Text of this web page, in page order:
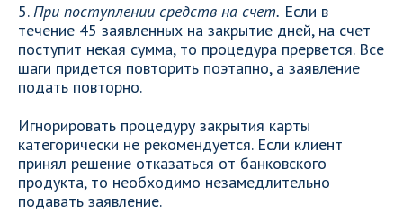
5.При поступлении средств на счет. Если в
течение 45 заявленных на закрытие дней, на счет
поступит некая сумма, то процедура прервется. Все
шаги придется повторить поэтапно, а заявление
подать повторно.
Игнорировать процедуру закрытия карты
категорически не рекомендуется. Если клиент
принял решение отказаться от банковского
продукта, то необходимо незамедлительно
подавать заявление.